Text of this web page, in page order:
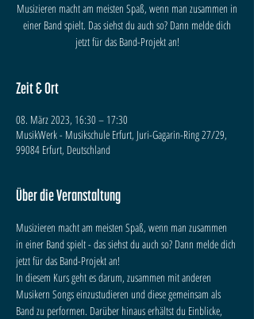
Musizieren macht am meisten Spaß, wenn man zusammen in
einer Band spielt. Das siehst du auch so? Dann melde dich
jetzt für das Band-Projekt an!
Zeit & Ort
08. März 2023, 16:30 – 17:30
MusikWerk - Musikschule Erfurt, Juri-Gagarin-Ring 27/29,
99084 Erfurt, Deutschland
Über die Veranstaltung
Musizieren macht am meisten Spaß, wenn man zusammen
in einer Band spielt - das siehst du auch so? Dann melde dich
jetzt für das Band-Projekt an!
In diesem Kurs geht es darum, zusammen mit anderen
Musikern Songs einzustudieren und diese gemeinsam als
Band zu performen. Darüber hinaus erhältst du Einblicke,